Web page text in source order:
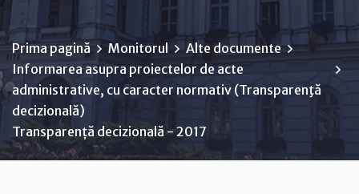
Prima pagină Monitorul
Alte documente
Informarea asupra proiectelor de acte
administrative, cu caracter normativ (Transparenţă
decizională)
Transparență decizională - 2017